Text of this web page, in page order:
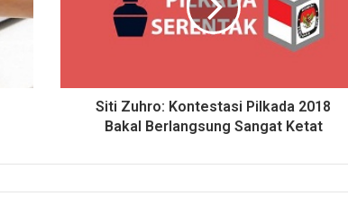
Siti Zuhro: Kontestasi Pilkada 2018
Bakal Berlangsung Sangat Ketat